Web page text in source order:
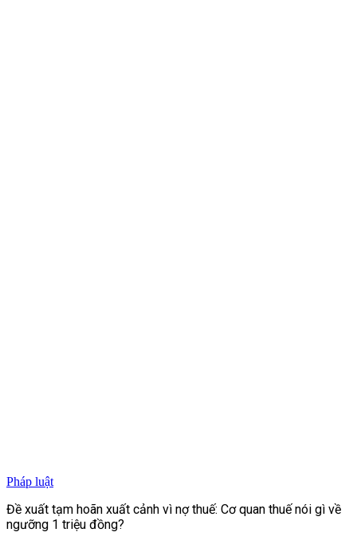
Pháp luật
Đề xuất tạm hoãn xuất cảnh vì nợ thuế: Cơ quan thuế nói gì về
ngưỡng 1 triệu đồng?